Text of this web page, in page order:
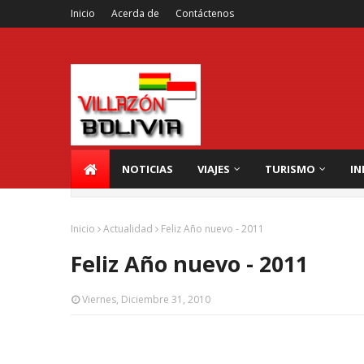
Inicio Acerda de Contáctenos
NOTICIAS VIAJES TURISMO
Inicio Actualidad Feliz Año nuevo - 2011
Feliz Año nuevo - 2011
Viernes, Diciembre 31, 2010